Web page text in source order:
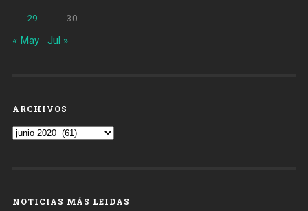
29 30
« May Jul »
ARCHIVOS
Archivos
NOTICIAS MÁS LEIDAS